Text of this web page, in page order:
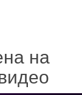
на